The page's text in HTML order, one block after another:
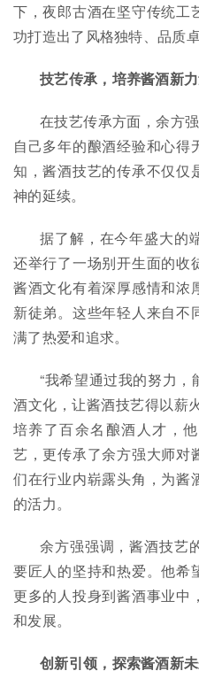
下，夜郎古酒在坚守传统工
功打造出了风格独特、品质
技艺传承，培养酱酒新
在技艺传承方面，余方
自己多年的酿酒经验和心得
知，酱酒技艺的传承不仅仅
神的延续。
据了解，在今年盛大的
还举行了一场别开生面的收
酱酒文化有着深厚感情和浓
新徒弟。这些年轻人来自不
满了热爱和追求。
“我希望通过我的努力
酒文化，让酱酒技艺得以薪
培养了百余名酿酒人才，
艺，更传承了余方强大师对
们在行业内崭露头角，为酱
的活力。
余方强强调，酱酒技艺
要匠人的坚持和热爱。他希
更多的人投身到酱酒事业中
和发展。
创新引领，探索酱酒新